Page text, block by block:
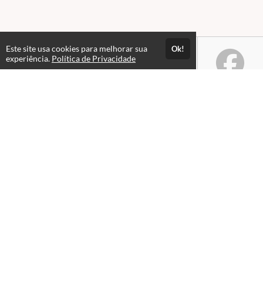
Este site usa cookies para melhorar sua
experiência. Política de Privacidade
Ok!